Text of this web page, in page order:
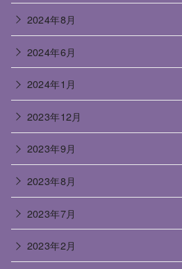
2024年8月
2024年6月
2024年1月
2023年12月
2023年9月
2023年8月
2023年7月
2023年2月